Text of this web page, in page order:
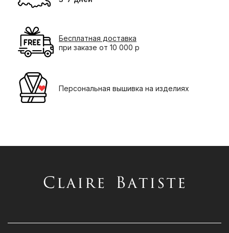
Бесплатная доставка
при заказе от 10 000 р
Персональная вышивка на изделиях